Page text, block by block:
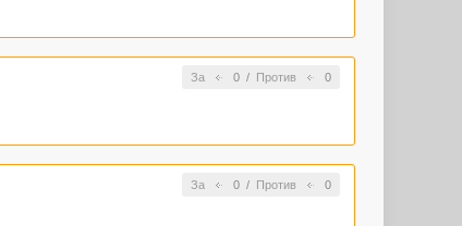
За 0/ Против 0
За 0/ Против 0